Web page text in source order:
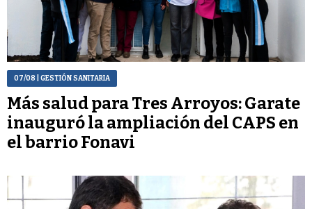
07/08 | GESTIÓN SANITARIA
Más salud para Tres Arroyos: Garate
inauguró la ampliación del CAPS en
el barrio Fonavi